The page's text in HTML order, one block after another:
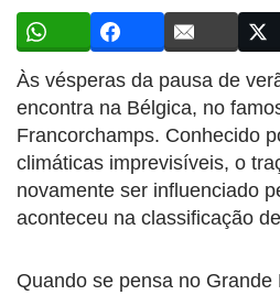
Às vésperas da pausa de
encontra na Bélgica, no
Francorchamps. Conhecido
climáticas imprevisíveis, o
novamente ser influenciado
aconteceu na classificação
Quando se pensa no